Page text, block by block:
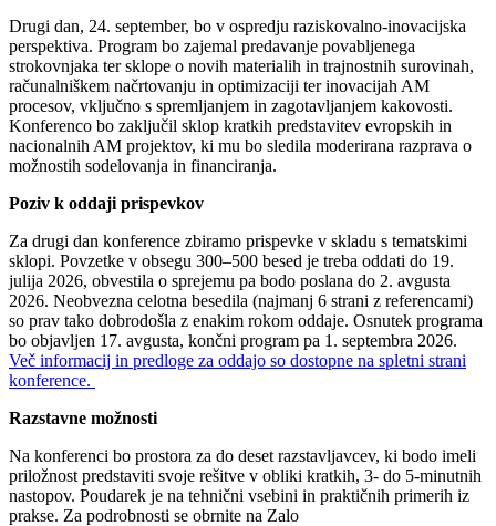
Drugi dan, 24. september, bo v ospredju raziskovalno-inovacijska
perspektiva. Program bo zajemal predavanje povabljenega
strokovnjaka ter sklope o novih materialih in trajnostnih surovinah,
računalniškem načrtovanju in optimizaciji ter inovacijah AM
procesov, vključno s spremljanjem in zagotavljanjem kakovosti.
Konferenco bo zaključil sklop kratkih predstavitev evropskih in
nacionalnih AM projektov, ki mu bo sledila moderirana razprava o
možnostih sodelovanja in financiranja.
Poziv k oddaji prispevkov
Za drugi dan konference zbiramo prispevke v skladu s tematskimi
sklopi. Povzetke v obsegu 300–500 besed je treba oddati do 19.
julija 2026, obvestila o sprejemu pa bodo poslana do 2. avgusta
2026. Neobvezna celotna besedila (najmanj 6 strani z referencami)
so prav tako dobrodošla z enakim rokom oddaje. Osnutek programa
bo objavljen 17. avgusta, končni program pa 1. septembra 2026.
Več informacij in predloge za oddajo so dostopne na spletni strani
konference.
Razstavne možnosti
Na konferenci bo prostora za do deset razstavljavcev, ki bodo imeli
priložnost predstaviti svoje rešitve v obliki kratkih, 3- do 5-minutnih
nastopov. Poudarek je na tehnični vsebini in praktičnih primerih iz
prakse. Za podrobnosti se obrnite na Zalo